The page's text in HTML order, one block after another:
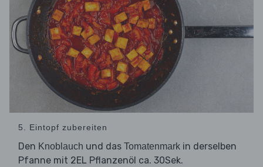
5. Eintopf zubereiten
Den Knoblauch und das Tomatenmark in derselben
Pfanne mit 2EL Pflanzenöl ca. 30Sek.